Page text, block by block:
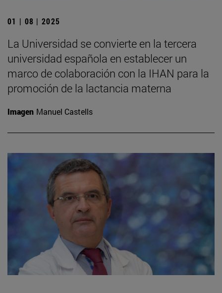
01 | 08 | 2025
La Universidad se convierte en la tercera
universidad española en establecer un
marco de colaboración con la IHAN para la
promoción de la lactancia materna
Imagen Manuel Castells